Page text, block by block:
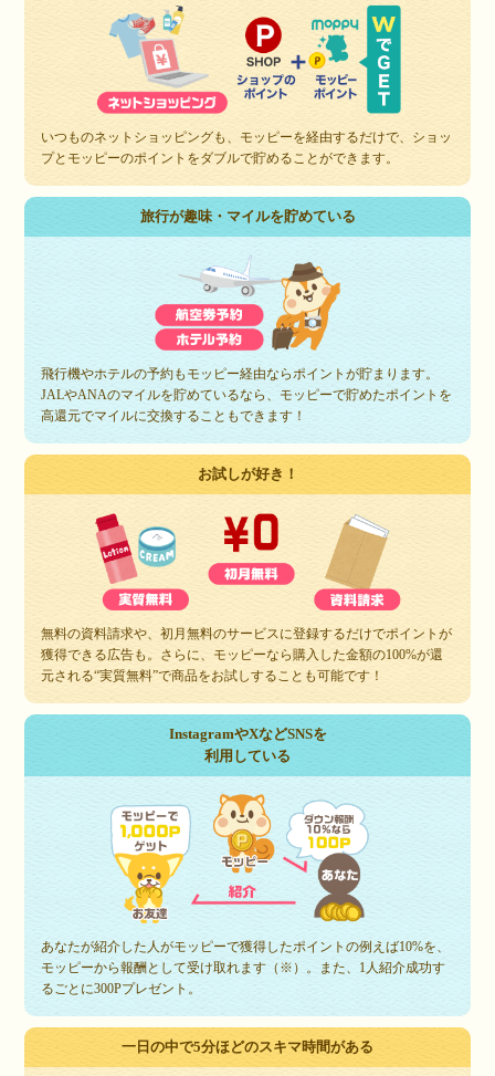
いつものネットショッピングも、モッピーを経由するだけで、ショッ
プとモッピーのポイントをダブルで貯めることができます。
旅行が趣味・マイルを貯めている
飛行機やホテルの予約もモッピー経由ならポイントが貯まります。
JALやANAのマイルを貯めているなら、モッピーで貯めたポイントを
高還元でマイルに交換することもできます！
お試しが好き！
無料の資料請求や、初月無料のサービスに登録するだけでポイントが
獲得できる広告も。さらに、モッピーなら購入した金額の100%が還
元される“実質無料”で商品をお試しすることも可能です！
InstagramやXなどSNSを
利用している
あなたが紹介した人がモッピーで獲得したポイントの例えば10%を、
モッピーから報酬として受け取れます（※）。また、1人紹介成功す
るごとに300Pプレゼント。
一日の中で5分ほどのスキマ時間がある